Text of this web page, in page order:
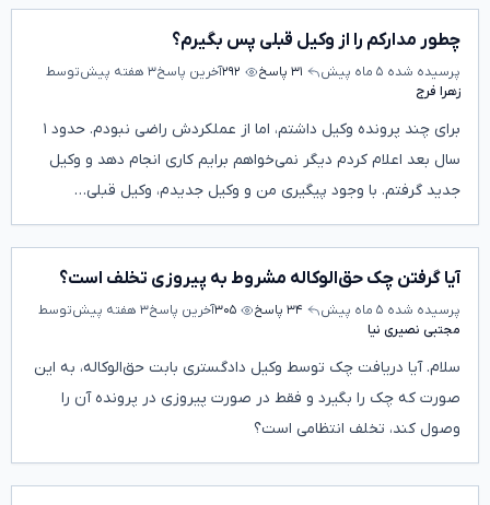
چطور مدارکم را از وکیل قبلی پس بگیرم؟
پرسیده شده ۵ ماه پیش ۳۱ پاسخ ۲۹۲آخرین پاسخ۳ هفته پیش
توسط
زهرا فرج
برای چند پرونده وکیل داشتم، اما از عملکردش راضی نبودم. حدود ۱
سال بعد اعلام کردم دیگر نمی‌خواهم برایم کاری انجام دهد و وکیل
جدید گرفتم. با وجود پیگیری من و وکیل جدیدم، وکیل قبلی…
آیا گرفتن چک حق‌الوکاله مشروط به پیروزی تخلف است؟
پرسیده شده ۵ ماه پیش ۳۴ پاسخ ۳۰۵آخرین پاسخ۳ هفته پیش
توسط
مجتبی نصیری نیا
سلام. آیا دریافت چک توسط وکیل دادگستری بابت حق‌الوکاله، به این
صورت که چک را بگیرد و فقط در صورت پیروزی در پرونده آن را
وصول کند، تخلف انتظامی است؟